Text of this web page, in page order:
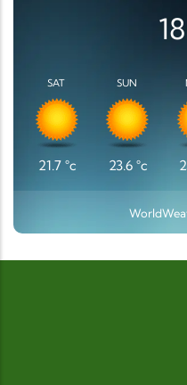
SAT
21.7 °c
SUN
23.6 °c